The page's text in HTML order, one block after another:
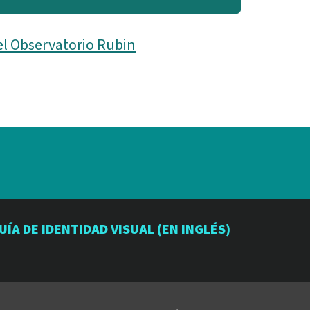
Observatorio Rubin
DE IDENTIDAD VISUAL (EN INGLÉS)